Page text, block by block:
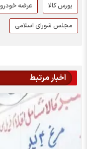
بورس کالا عرضه خودرو
مجلس شورای اسلامی
اخبار مرتبط